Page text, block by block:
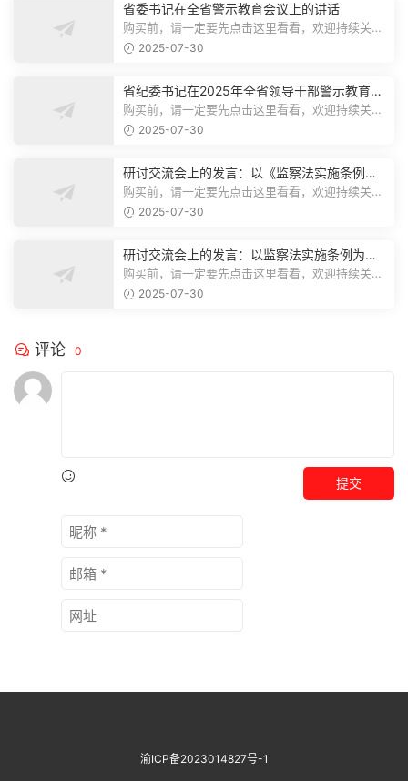
省委书记在全省警示教育会议上的讲话
购买前，请一定要先点击这里看看，欢迎持续关
注，精彩模板每天推送预览结束，本文...
2025-07-30
省纪委书记在2025年全省领导干部警示教育会
上的讲话.1
购买前，请一定要先点击这里看看，欢迎持续关
注，精彩模板每天推送预览结束，本文...
2025-07-30
研讨交流会上的发言：以《监察法实施条例》
为纲,推动巡察工作高质量发展
购买前，请一定要先点击这里看看，欢迎持续关
注，精彩模板每天推送预览结束，本文...
2025-07-30
研讨交流会上的发言：以监察法实施条例为纲
推动巡察工作高质量发展
购买前，请一定要先点击这里看看，欢迎持续关
注，精彩模板每天推送预览结束，本文...
2025-07-30
评论 0
提交
渝ICP备2023014827号-1